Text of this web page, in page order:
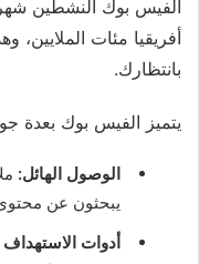
الفيس بوك النشطين
أفريقيا مئات
بانتظارك.
يتميز الفيس بوك بعدة
الوصول الهائل:
يبحثون عن
أدوات الاستهداف